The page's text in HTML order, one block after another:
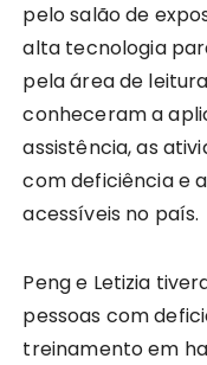
pelo salão de
alta tecnologia
pela área de
conheceram a
assistência, as
com deficiência e
acessíveis no país.
Peng e Letizia
pessoas com
treinamento em